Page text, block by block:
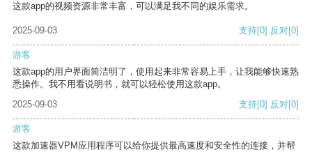
这款app的视频资源非常丰富，可以满足我不同的娱乐需求。
2025-09-03 支持[0] 反对[0]
游客
这款app的用户界面简洁明了，使用起来非常容易上手，让我能够快速熟
悉操作。我不用看说明书，就可以轻松使用这款app。
2025-09-03
支持[0] 反对[0]
游客
这款加速器VPM应用程序可以给你提供最高速度和安全性的连接，并帮